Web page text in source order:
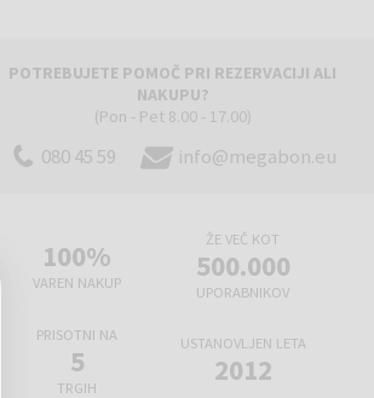
POTREBUJETE POMOČ PRI REZERVACIJI ALI
NAKUPU?
(Pon - Pet 8.00 - 17.00)
080 45 59 info@megabon.eu
100%
VAREN NAKUP
ŽE VEČ KOT
500.000
UPORABNIKOV
PRISOTNI NA
5
TRGIH
USTANOVLJEN LETA
2012